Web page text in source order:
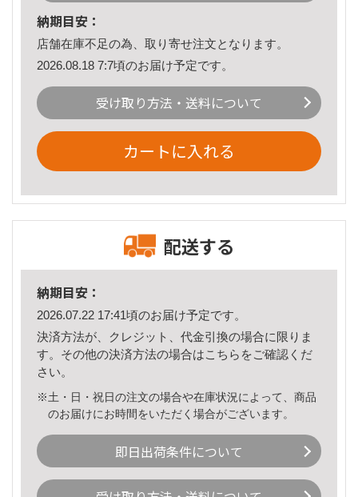
納期目安：
店舗在庫不足の為、取り寄せ注文となります。
2026.08.18 7:7頃のお届け予定です。
受け取り方法・送料について
カートに入れる
配送する
納期目安：
2026.07.22 17:41頃のお届け予定です。
決済方法が、クレジット、代金引換の場合に限りま
す。その他の決済方法の場合はこちら をご確認くだ
さい。
※土・日・祝日の注文の場合や在庫状況によって、商品
のお届けにお時間をいただく場合がございます。
即日出荷条件について